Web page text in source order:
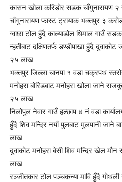
कासन खोला करिडोर सडक चाँगुनारायण
चाँगुनारायण फास्ट ट्रायाक भक्तपुर ३
ग्वाछा टोल हुँदै काल्याडोल धिमाल गाउँ
न्हतीबाट दक्षिणतर्फ डण्डीपाखा हुँदै
२५ लाख
भक्तपुर जिल्ला चानपा १ वडा चक्रपथ
मनोहरा बोरिडबाट मनोहरा खोला जाने
२५ लाख
निलोपुल नेवार गाउँ हल्छाप ४ नं वडा
हुँदै शिव मन्दिर नयाँ पुलबाट मुलपानी जाने
लाख
दुवाकोट मनोहरा बेसी शिव मन्दिर खेल मौन
लाख
रञ्जीतकार टोल पञ्चकन्या मावि हुँदै गोथली